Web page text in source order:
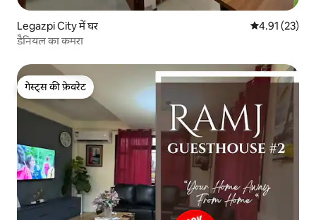
Legazpi City में घर औसत रेटिंग 5 में
4.91 (23)
डैनियल का कमरा
गेस्ट्स की फ़ेवरेट
गेस्ट्स की फ़ेवरेट